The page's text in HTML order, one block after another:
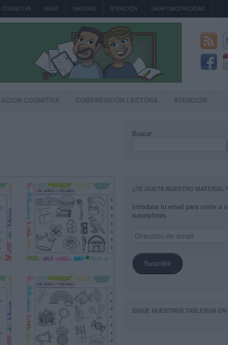
NEAE NAVIDAD ATENCIÓN GRAFOMOTRICIDAD
COGNITIVA COMPRENSIÓN LECTORA ATENCIÓN
Buscar
¿TE GUSTA NUESTRO MATERIAL?
Introduce tu email para unirte a
suscriptores.
Dirección
de
Suscribir
SIGUE NUESTROS TABLEROS